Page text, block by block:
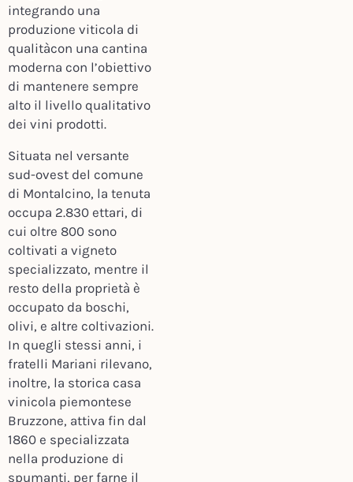
integrando una
produzione viticola di
qualitàcon una cantina
moderna con l’obiettivo
di mantenere sempre
alto il livello qualitativo
dei vini prodotti.
Situata nel versante
sud-ovest del comune
di Montalcino, la tenuta
occupa 2.830 ettari, di
cui oltre 800 sono
coltivati a vigneto
specializzato, mentre il
resto della proprietà è
occupato da boschi,
olivi, e altre coltivazioni.
In quegli stessi anni, i
fratelli Mariani rilevano,
inoltre, la storica casa
vinicola piemontese
Bruzzone, attiva fin dal
1860 e specializzata
nella produzione di
spumanti, per farne il